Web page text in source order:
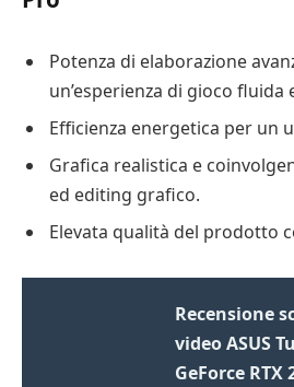
Potenza di elaborazione
un’esperienza di gioco fluida
Efficienza energetica per un
Grafica realistica e
ed editing grafico.
Elevata qualità del prodotto
Recensione
video ASUS
GeForce RTX